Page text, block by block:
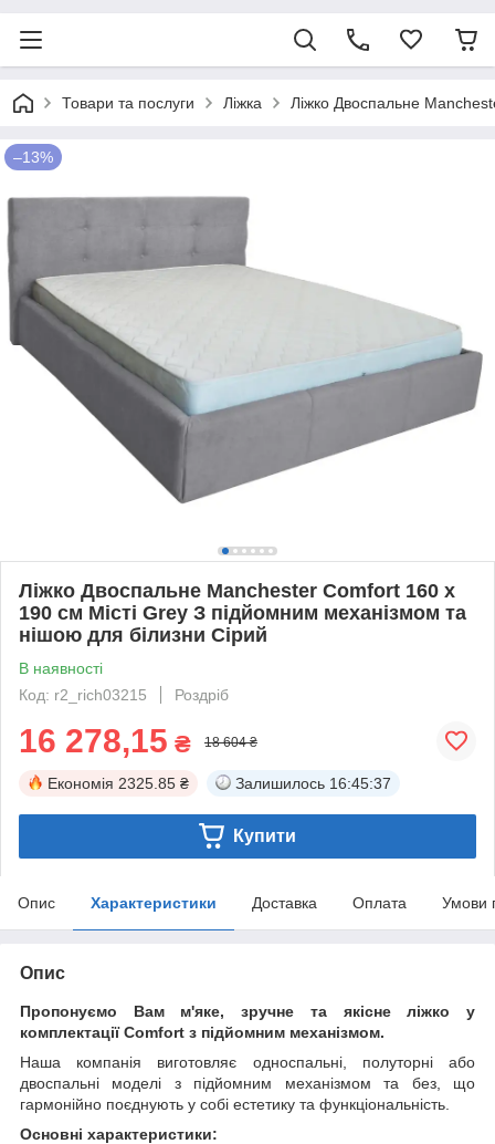
Товари та послуги Ліжка Ліжко Двоспальне
–13%
Ліжко Двоспальне Manchester Comfort 160 х
190 см Місті Grey З підйомним механізмом та
нішою для білизни Сірий
В наявності
Код: r2_rich03215
Роздріб
16 278,15 ₴ 18 604 ₴
Економія 2325.85 ₴ Залишилось 16:45:37
Купити
Опис Характеристики Доставка Оплата Умови
Опис
Пропонуємо Вам м'яке, зручне та якiсне ліжко у
комплектації Comfort з підйомним механізмом.
Наша компанія виготовляє односпальні, полуторні або
двоспальні моделі з підйомним механізмом та без, що
гармонійно поєднують у собі естетику та функціональність.
Основні характеристики: